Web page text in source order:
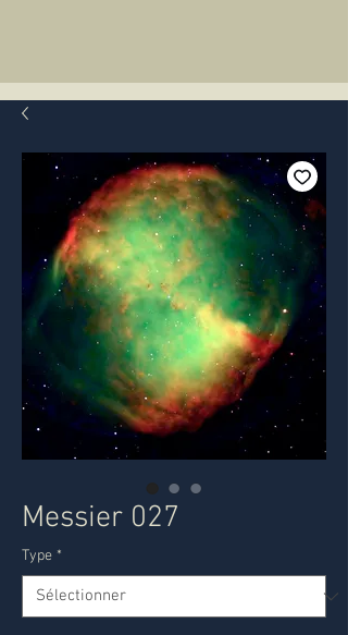
Messier 027
Type *